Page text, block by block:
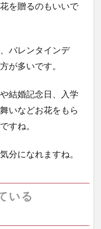
を贈るのもいいで
バレンタインデ
が多いです。
結婚記念日、入学
いなどお花をもら
すね。
分になれますね。
いる